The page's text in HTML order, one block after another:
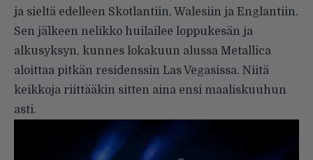
ja sieltä edelleen Skotlantiin, Walesiin ja Englantiin.
Sen jälkeen nelikko huilailee loppukesän ja
alkusyksyn, kunnes lokakuun alussa Metallica
aloittaa pitkän residenssin Las Vegasissa. Niitä
keikkoja riittääkin sitten aina ensi maaliskuuhun
asti.